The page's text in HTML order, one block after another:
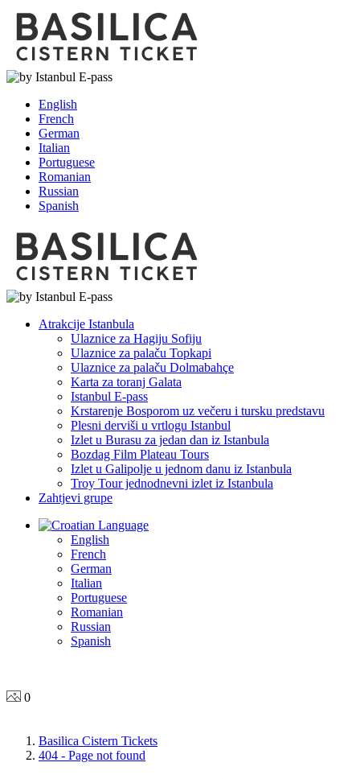
English
French
German
Italian
Portuguese
Romanian
Russian
Spanish
Atrakcije Istanbula
Ulaznice za Hagiju Sofiju
Ulaznice za palaču Topkapi
Ulaznice za palaču Dolmabahçe
Karta za toranj Galata
Istanbul E-pass
Krstarenje Bosporom uz večeru i tursku predstavu
Plesni derviši u vrtlogu Istanbul
Izlet u Burasu za jedan dan iz Istanbula
Bozdag Film Plateau Tours
Izlet u Galipolje u jednom danu iz Istanbula
Troy Tour jednodnevni izlet iz Istanbula
Zahtjevi grupe
Language
English
French
German
Italian
Portuguese
Romanian
Russian
Spanish
0
Basilica Cistern Tickets
404 - Page not found